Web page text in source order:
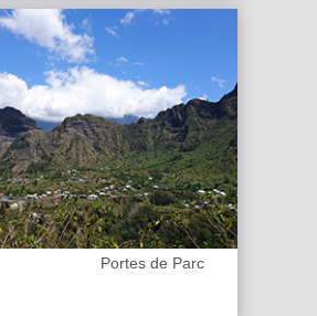
Portes de Parc